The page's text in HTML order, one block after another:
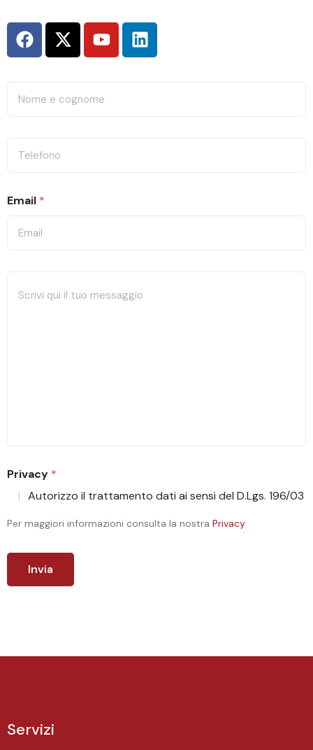
Email *
Privacy *
Autorizzo il trattamento dati ai sensi del D.Lgs. 196/03
Per maggiori informazioni consulta la nostra Privacy
Invia
Servizi